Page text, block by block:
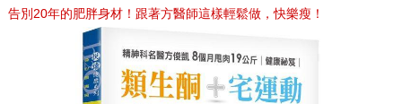
告別20年的肥胖身材！跟著方醫師這樣輕鬆做，快樂瘦！